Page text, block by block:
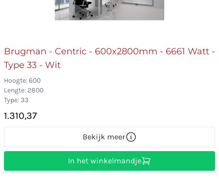
Brugman - Centric - 600x2800mm - 6661 Watt -
Type 33 - Wit
Hoogte: 600
Lengte: 2800
Type: 33
1.310,37
Bekijk meer
In het winkelmandje